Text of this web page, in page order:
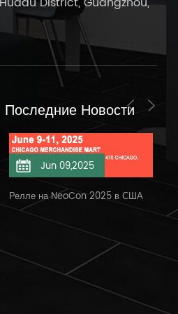
Последние Новости
Jun 09,2025
Релле на NeoCon 2025 в США